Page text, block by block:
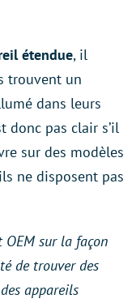
étendue, il
trouvent un
dans leurs
donc pas clair s’il
sur des modèles
ne disposent pas
OEM sur la façon
de trouver des
appareils